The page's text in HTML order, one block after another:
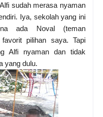
sudah merasa nyaman
Iya, sekolah yang ini
ada Noval (teman
pilihan saya. Tapi
Alfi nyaman dan tidak
yang dulu.